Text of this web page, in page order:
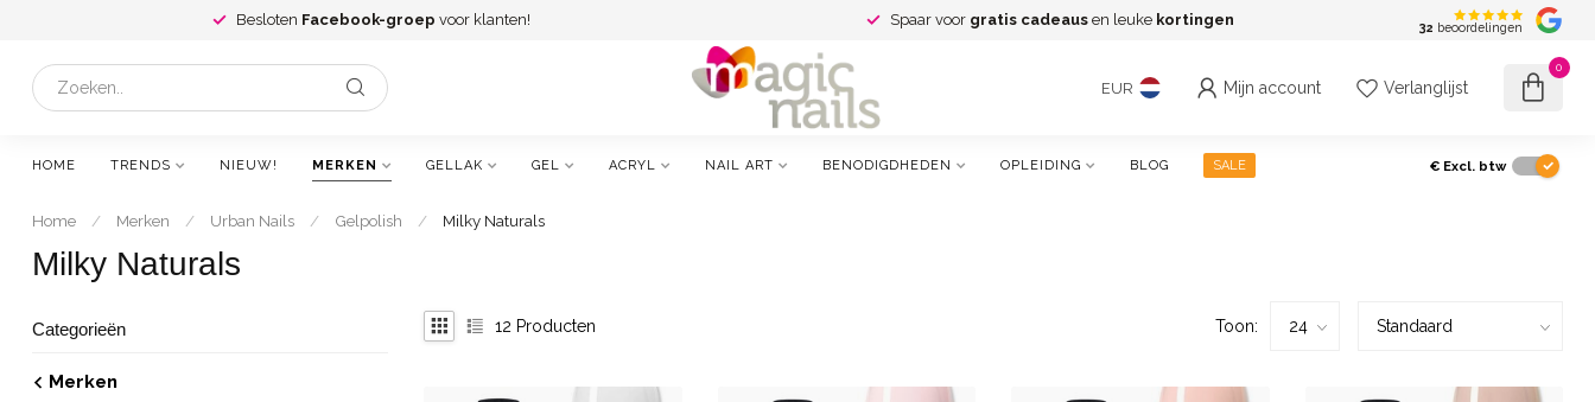
Besloten Facebook-groep voor klanten! Spaar voor gratis cadeaus en leuke kortingen 32 beoordelingen
EUR Mijn account Verlanglijst
0
HOME TRENDS NIEUW! MERKEN GELLAK GEL ACRYL NAIL ART BENODIGDHEDEN OPLEIDING BLOG SALE € Excl. btw
Home / Merken / Urban Nails / Gelpolish / Milky Naturals
Milky Naturals
Categorieën
Merken
12 Producten Toon: